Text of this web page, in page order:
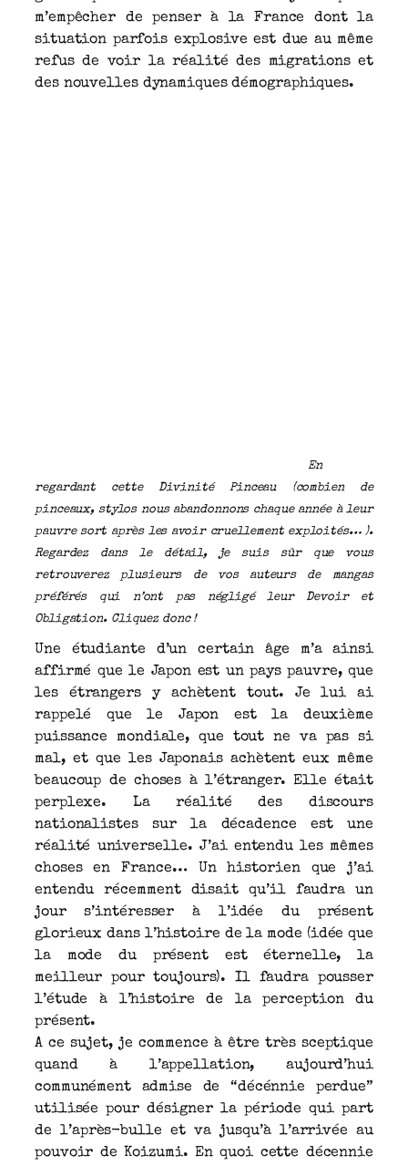
m’empêcher de penser à la France dont la
situation parfois explosive est due au même
refus de voir la réalité des migrations et
des nouvelles dynamiques démographiques.
En
regardant cette Divinité Pinceau (combien de
pinceaux, stylos nous abandonnons chaque année à leur
pauvre sort après les avoir cruellement exploités… ).
Regardez dans le détail, je suis sûr que vous
retrouverez plusieurs de vos auteurs de mangas
préférés qui n’ont pas négligé leur Devoir et
Obligation. Cliquez donc !
Une étudiante d’un certain âge m’a ainsi
affirmé que le Japon est un pays pauvre, que
les étrangers y achètent tout. Je lui ai
rappelé que le Japon est la deuxième
puissance mondiale, que tout ne va pas si
mal, et que les Japonais achètent eux même
beaucoup de choses à l’étranger. Elle était
perplexe. La réalité des discours
nationalistes sur la décadence est une
réalité universelle. J’ai entendu les mêmes
choses en France… Un historien que j’ai
entendu récemment disait qu’il faudra un
jour s’intéresser à l’idée du présent
glorieux dans l’histoire de la mode (idée que
la mode du présent est éternelle, la
meilleur pour toujours). Il faudra pousser
l’étude à l’histoire de la perception du
présent.
A ce sujet, je commence à être très sceptique
quand à l’appellation, aujourd’hui
communément admise de “décénnie perdue”
utilisée pour désigner la période qui part
de l’après-bulle et va jusqu’à l’arrivée au
pouvoir de Koizumi. En quoi cette décennie